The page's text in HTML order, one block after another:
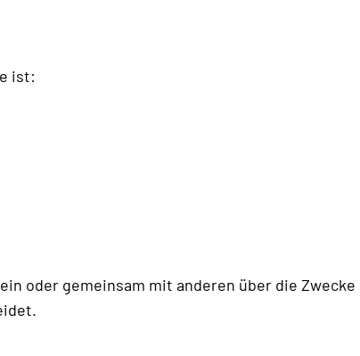
ist:
oder gemeinsam mit anderen über die